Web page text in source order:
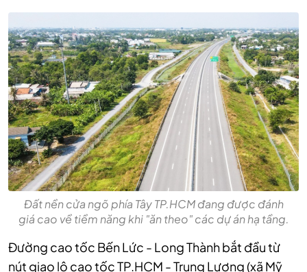
Đất nền cửa ngõ phía Tây TP.HCM đang được đánh
giá cao về tiềm năng khi "ăn theo" các dự án hạ tầng.
Đường cao tốc Bến Lức - Long Thành bắt đầu từ
nút giao lộ cao tốc TP.HCM - Trung Lương (xã Mỹ